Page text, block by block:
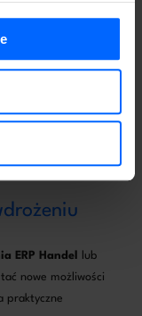
typów kontrahentów i
do procesów w firmie
To realne
ograniczenie błędów
ERP Handel
lub
nowe możliwości
praktyczne